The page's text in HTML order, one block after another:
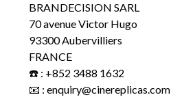
BRANDECISION SARL
70 avenue Victor Hugo
93300 Aubervilliers
FRANCE
☎️ : +852 3488 1632
📧 : enquiry@cinereplicas.com